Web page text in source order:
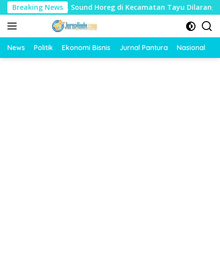
Langsung
ke
konten
Breaking News
Sound Horeg di Kecamatan Tayu Dilarang Dua
News Politik Ekonomi Bisnis Jurnal Pantura Nasional